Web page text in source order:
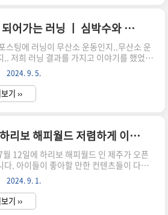
다. 그동안 가려고 했던 제주올레캠핑장 사
한자리가 남아 있어서,바로 예약을 하고 준
다녀왔습니다. 거의 1년 만에 가게 되는 캠
아이들도 신이 났네요~ 제주올레캠핑장
보제주올레캠핑장은 시내권에서도 25분 정
에 위치하고 있어서,접근성이 좋고 시설면
나쁘지 않아 사이트가 남아 있다면..
이젠 유산소 운동이 되어가는 러닝 ㅣ 심박수와 케이던스 관계
스팅에 러닝이 무산소 운동인지..무산소 운
.. 저희 러닝 결과를 가지고 이야기를 했었는
갤럭시 워치를 차고 운동을 하면서 측정된
값을 기준으로,심박수 구간을 체크해 보니
운동을 하고 있었던 것을 알게 됐었습니
은 유산소 운동인가... 무산소 운동인가...
었을 때 러닝으로 70키로 대까지 몸무게를
게 가능했습니다. 다만 일정 구간만
당연히 러닝 자체가 유산소 운동이
알았으나,의도치 않았던 무산소 러닝을 계
있었던 것 이였습니다. 그리고 나서 케이던
데에 주력을 했고,그에 따른 유의미한 결과
나오고 있어서 관련 내용..
2024. 9. 5.
기 ››
하리보 체크카드로 하리보 해피월드 저렴하게 이용하기
월 12일에 하리보 해피월드 인 제주가 오픈
다. 아이들이 좋아할 만한 컨텐츠들이 다수
고,하리보 앱을 통해 게임도 진행하고 코인
,미디어 아트 전시를 통해서 새로운 하리보
를 접할 수 있었습니다. 물론 마지막은 하리
와 엄청나게 다양한 젤리들을 만날 수 있었
2024. 9. 1.
기 ››